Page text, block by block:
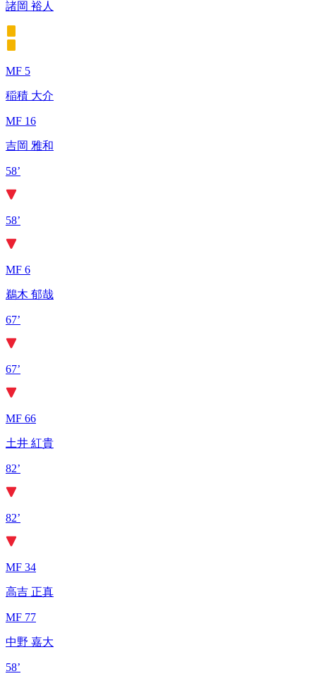
諸岡 裕人
MF 5
稲積 大介
MF 16
吉岡 雅和
58’
58’
MF 6
鵜木 郁哉
67’
67’
MF 66
土井 紅貴
82’
82’
MF 34
高吉 正真
MF 77
中野 嘉大
58’